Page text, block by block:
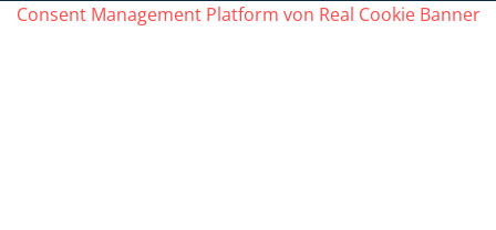
Consent Management Platform von Real Cookie Banner